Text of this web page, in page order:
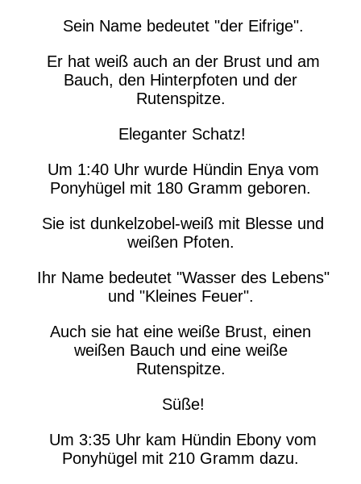
Sein Name bedeutet "der Eifrige".
Er hat weiß auch an der Brust und am
Bauch, den Hinterpfoten und der
Rutenspitze.
Eleganter Schatz!
Um 1:40 Uhr wurde Hündin Enya vom
Ponyhügel mit 180 Gramm geboren.
Sie ist dunkelzobel-weiß mit Blesse und
weißen Pfoten.
Ihr Name bedeutet "Wasser des Lebens"
und "Kleines Feuer".
Auch sie hat eine weiße Brust, einen
weißen Bauch und eine weiße
Rutenspitze.
Süße!
Um 3:35 Uhr kam Hündin Ebony vom
Ponyhügel mit 210 Gramm dazu.